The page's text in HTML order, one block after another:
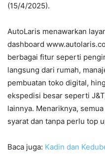
(15/4/2025).
AutoLaris menawarkan
dashboard
berbagai fitur seperti
langsung dari rumah,
pembuatan toko digital,
ekspedisi besar seperti
lainnya. Menariknya,
syarat dan tanpa perlu top
Baca juga: Kadin dan